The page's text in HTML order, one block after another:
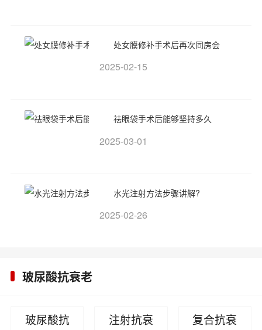
处女膜修补手术后再次同房会
2025-02-15
祛眼袋手术后能够坚持多久
2025-03-01
水光注射方法步骤讲解?
2025-02-26
玻尿酸抗衰老
玻尿酸抗 注射抗衰 复合抗衰